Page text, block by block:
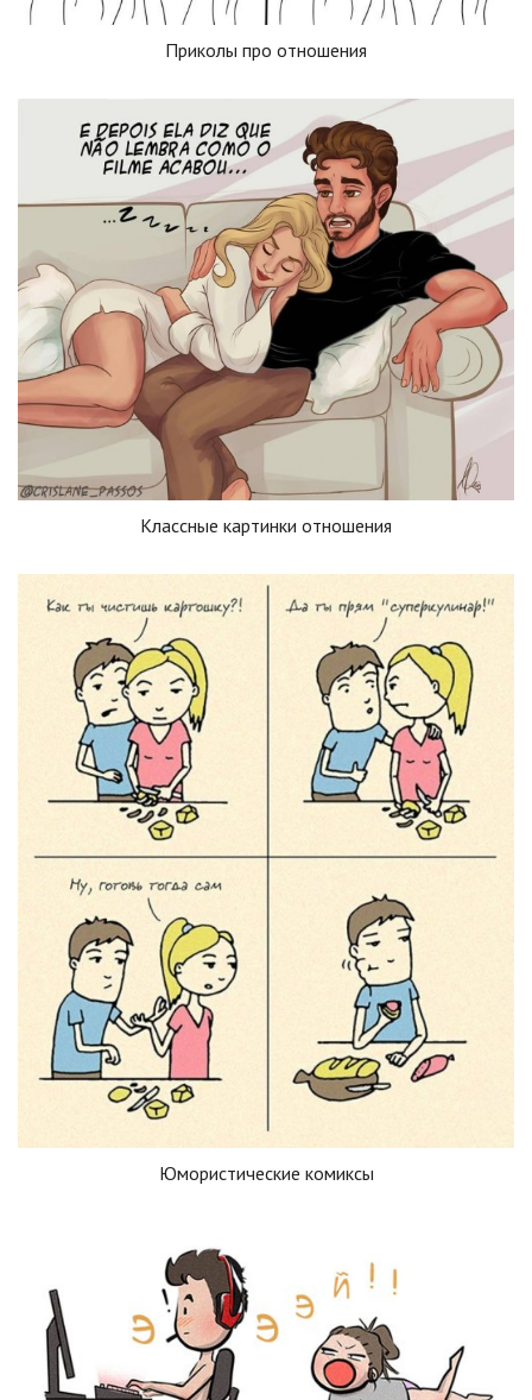
Приколы про отношения
Классные картинки отношения
Юмористические комиксы